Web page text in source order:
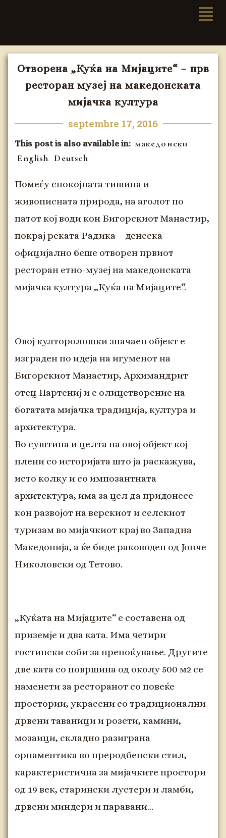
Отворена „Куќа на Мијаците“ – прв
ресторан музеј на македонската
мијачка култура
septembre 17, 2016
This post is also available in: македонски
English Deutsch
Помеѓу спокојната тишина и
живописната природа, на аголот по
патот кој води кон Бигорскиот Манастир,
покрај реката Радика – денеска
официјално беше отворен првиот
ресторан етно-музеј на македонската
мијачка култура „Куќа на Мијаците“.
Овој култоролошки значаен објект е
изграден по идеја на игуменот на
Бигорскиот Манастир, Архимандрит
отец Партениј и е олицетворение на
богатата мијачка традиција, култура и
архитектура.
Во суштина и целта на овој објект кој
плени со историјата што ја раскажува,
исто колку и со импозантната
архитектура, има за цел да придонесе
кон развојот на верскиот и селскиот
туризам во мијачкиот крај во Западна
Македонија, а ќе биде раководен од Јонче
Николовски од Тетово.
„Куќата на Мијаците“ е составена од
приземје и два ката. Има четири
гостински соби за преноќување. Другите
две ката со површина од околу 500 м2 се
наменети за ресторанот со повеќе
простории, украсени со традиционални
дрвени таваници и розети, камини,
мозаици, складно разиграна
орнаментика во преродбенски стил,
карактеристична за мијачките простори
од 19 век, старински лустери и ламби,
дрвени миндери и паравани…